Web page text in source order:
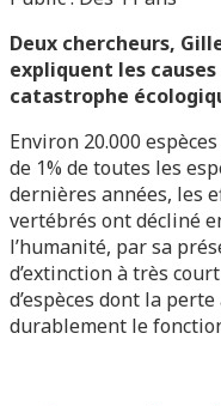
Deux chercheurs,
expliquent les
catastrophe
Environ 20.000
de 1% de toutes les
dernières années, les
vertébrés ont décliné
l’humanité, par sa
d’extinction à très
d’espèces dont la
durablement le